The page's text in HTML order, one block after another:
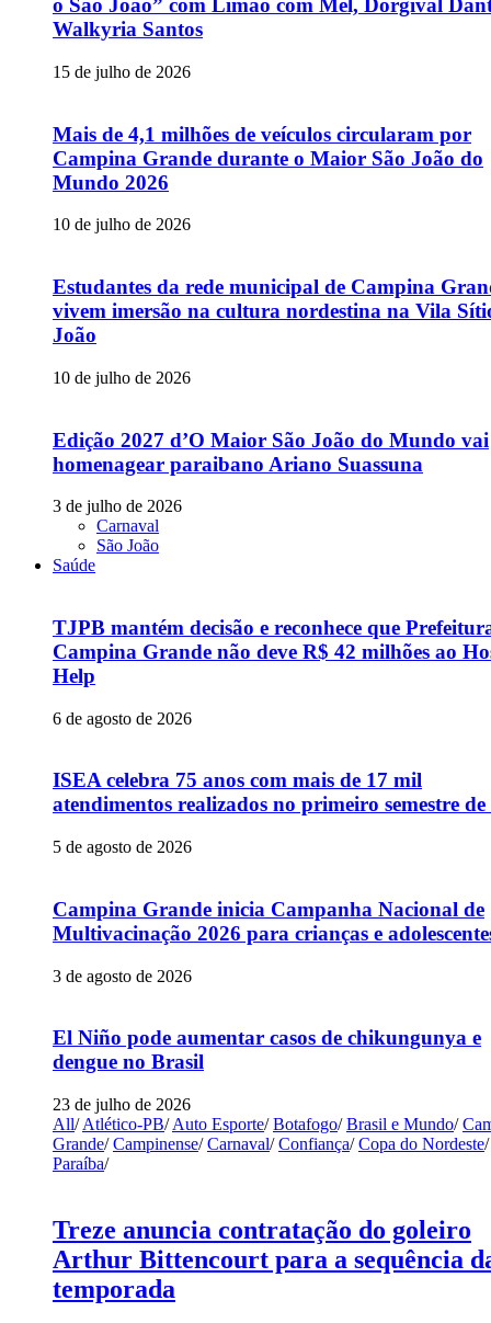
o São João” com Limão com Mel, Dorgival
Walkyria Santos
15 de julho de 2026
Mais de 4,1 milhões de veículos circularam por
Campina Grande durante o Maior São João do
Mundo 2026
10 de julho de 2026
Estudantes da rede municipal de Campina
vivem imersão na cultura nordestina na Vila
João
10 de julho de 2026
Edição 2027 d’O Maior São João do Mundo vai
homenagear paraibano Ariano Suassuna
3 de julho de 2026
Carnaval
São João
Saúde
TJPB mantém decisão e reconhece que
Campina Grande não deve R$ 42 milhões ao
Help
6 de agosto de 2026
ISEA celebra 75 anos com mais de 17 mil
atendimentos realizados no primeiro semestre de
5 de agosto de 2026
Campina Grande inicia Campanha Nacional de
Multivacinação 2026 para crianças e
3 de agosto de 2026
El Niño pode aumentar casos de chikungunya e
dengue no Brasil
23 de julho de 2026
All/ Atlético-PB/ Auto Esporte/ Botafogo/ Brasil e Mundo/
Grande/ Campinense/ Carnaval/ Confiança/ Copa do Nordeste/
Paraíba/
Treze anuncia contratação do goleiro
Arthur Bittencourt para a sequência
temporada